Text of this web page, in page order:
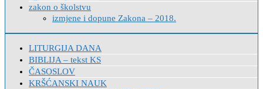
zakon o školstvu
izmjene i dopune Zakona – 2018.
LITURGIJA DANA
BIBLIJA – tekst KS
ČASOSLOV
KRŠĆANSKI NAUK